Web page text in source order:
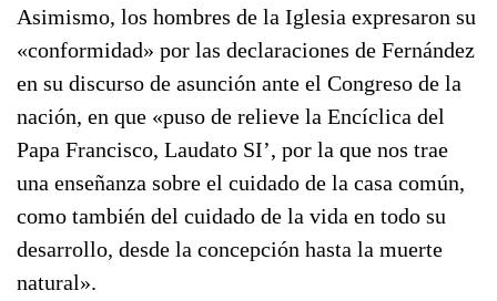
Asimismo, los hombres de la Iglesia expresaron su
«conformidad» por las declaraciones de Fernández
en su discurso de asunción ante el Congreso de la
nación, en que «puso de relieve la Encíclica del
Papa Francisco, Laudato SI’, por la que nos trae
una enseñanza sobre el cuidado de la casa común,
como también del cuidado de la vida en todo su
desarrollo, desde la concepción hasta la muerte
natural».